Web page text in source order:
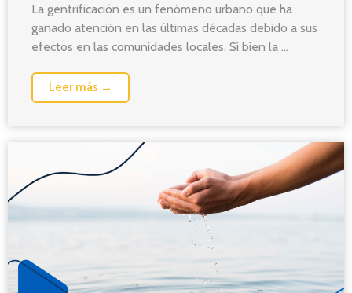
La gentrificación es un fenómeno urbano que ha
ganado atención en las últimas décadas debido a sus
efectos en las comunidades locales. Si bien la ...
Leer más →